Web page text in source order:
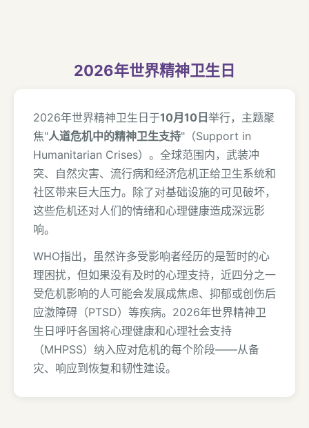
2026年世界精神卫生日
2026年世界精神卫生日于10月10日 举行，主题聚
焦"人道危机中的精神卫生支持"（Support in
Humanitarian Crises）。全球范围内，武装冲
突、自然灾害、流行病和经济危机正给卫生系统和
社区带来巨大压力。除了对基础设施的可见破坏，
这些危机还对人们的情绪和心理健康造成深远影
响。
WHO指出，虽然许多受影响者经历的是暂时的心
理困扰，但如果没有及时的心理支持，近四分之一
受危机影响的人可能会发展成焦虑、抑郁或创伤后
应激障碍（PTSD）等疾病。2026年世界精神卫
生日呼吁各国将心理健康和心理社会支持
（MHPSS）纳入应对危机的每个阶段——从备
灾、响应到恢复和韧性建设。